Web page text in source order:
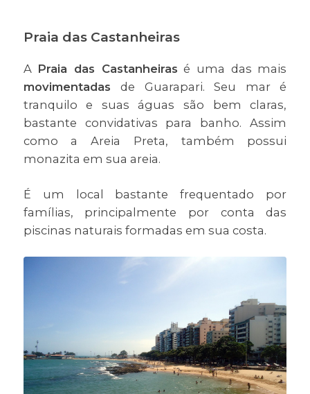
Praia das Castanheiras
A Praia das Castanheiras é uma das mais
movimentadasde Guarapari. Seu mar é
tranquilo e suas águas são bem claras,
bastante convidativas para banho. Assim
como a Areia Preta, também possui
monazita em sua areia.
É um local bastante frequentado por
famílias, principalmente por conta das
piscinas naturais formadas em sua costa.